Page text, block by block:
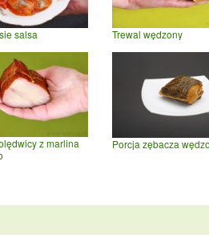
salsa Trewal wędzony
z marlina
Porcja zębacza